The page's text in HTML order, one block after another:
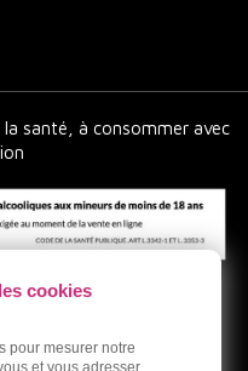
santé, à consommer avec
cookies
pour mesurer notre
et vous adresser